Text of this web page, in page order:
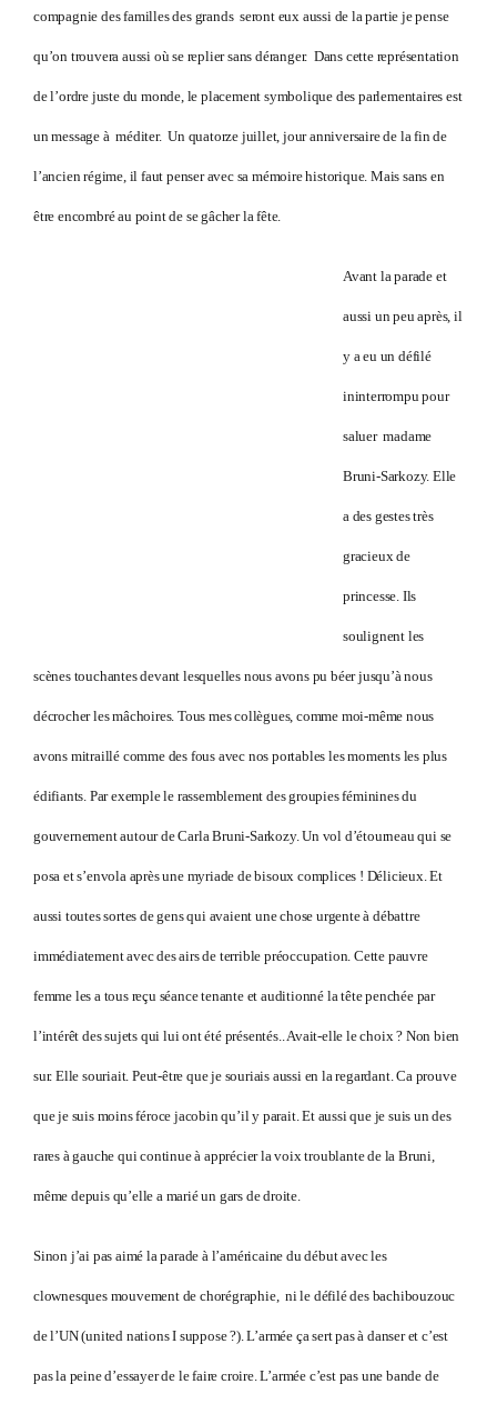
compagnie des familles des grands seront eux aussi de la partie je pense
qu’on trouvera aussi où se replier sans déranger. Dans cette représentation
de l’ordre juste du monde, le placement symbolique des parlementaires est
un message à méditer. Un quatorze juillet, jour anniversaire de la fin de
l’ancien régime, il faut penser avec sa mémoire historique. Mais sans en
être encombré au point de se gâcher la fête.
Avant la parade et
aussi un peu après, il
y a eu un défilé
ininterrompu pour
saluer madame
Bruni-Sarkozy. Elle
a des gestes très
gracieux de
princesse. Ils
soulignent les
scènes touchantes devant lesquelles nous avons pu béer jusqu’à nous
décrocher les mâchoires. Tous mes collègues, comme moi-même nous
avons mitraillé comme des fous avec nos portables les moments les plus
édifiants. Par exemple le rassemblement des groupies féminines du
gouvernement autour de Carla Bruni-Sarkozy. Un vol d’étourneau qui se
posa et s’envola après une myriade de bisoux complices ! Délicieux. Et
aussi toutes sortes de gens qui avaient une chose urgente à débattre
immédiatement avec des airs de terrible préoccupation. Cette pauvre
femme les a tous reçu séance tenante et auditionné la tête penchée par
l’intérêt des sujets qui lui ont été présentés.. Avait-elle le choix ? Non bien
sur. Elle souriait. Peut-être que je souriais aussi en la regardant. Ca prouve
que je suis moins féroce jacobin qu’il y parait. Et aussi que je suis un des
rares à gauche qui continue à apprécier la voix troublante de la Bruni,
même depuis qu’elle a marié un gars de droite.
Sinon j’ai pas aimé la parade à l’américaine du début avec les
clownesques mouvement de chorégraphie, ni le défilé des bachibouzouc
de l’UN (united nations I suppose ?). L’armée ça sert pas à danser et c’est
pas la peine d’essayer de le faire croire. L’armée c’est pas une bande de